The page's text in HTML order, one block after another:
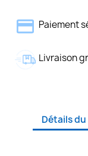
Paiement
Livraison
Détails